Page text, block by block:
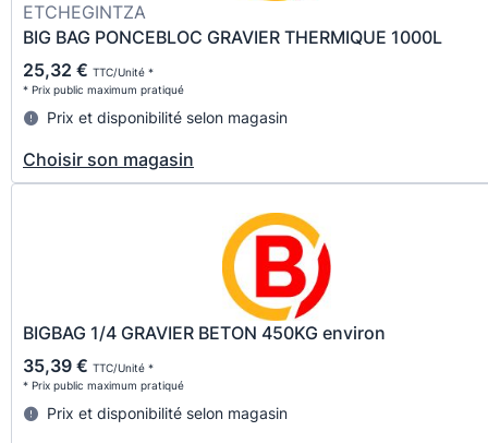
ETCHEGINTZA
BIG BAG PONCEBLOC GRAVIER THERMIQUE 1000L
25,32 € TTC/Unité *
* Prix public maximum pratiqué
Prix et disponibilité selon magasin
Choisir son magasin
BIGBAG 1/4 GRAVIER BETON 450KG environ
35,39 € TTC/Unité *
* Prix public maximum pratiqué
Prix et disponibilité selon magasin